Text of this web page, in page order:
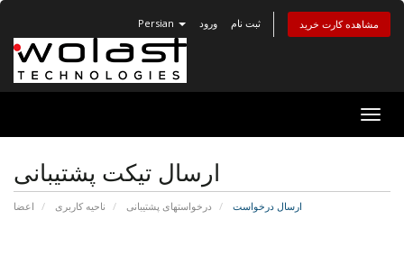
Persian ورود ثبت نام مشاهده کارت خرید
تغییر
ارسال تیکت پشتیبانی
اعضا ناحیه کاربری درخواستهای پشتیبانی ارسال درخواست